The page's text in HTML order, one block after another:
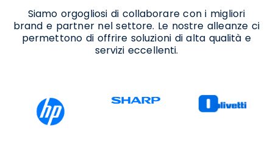
Siamo orgogliosi di collaborare con i migliori
brand e partner nel settore. Le nostre alleanze ci
permettono di offrire soluzioni di alta qualità e
servizi eccellenti.